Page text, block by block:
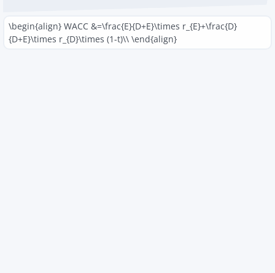
\begin{align} WACC &=\frac{E}{D+E}\times r_{E}+\frac{D}
{D+E}\times r_{D}\times (1-t)\\ \end{align}